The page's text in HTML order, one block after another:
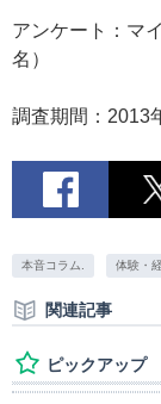
アンケート：マ
名）
調査期間：2013
本音コラム. 体験・
関連記事
ピックアップ